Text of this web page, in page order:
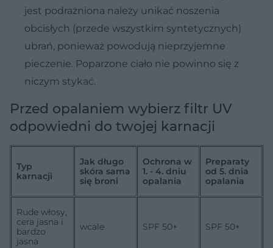
jest podrażniona należy unikać noszenia
obcisłych (przede wszystkim syntetycznych)
ubrań, ponieważ powodują nieprzyjemne
pieczenie. Poparzone ciało nie powinno się z
niczym stykać.
Przed opalaniem wybierz filtr UV
odpowiedni do twojej karnacji
Typ
karnacji
Jak długo
skóra sama
się broni
Ochrona w
1. - 4. dniu
opalania
Preparaty
od 5. dnia
opalania
Rude włosy,
cera jasna i
bardzo
jasna
wcale SPF 50+ SPF 50+